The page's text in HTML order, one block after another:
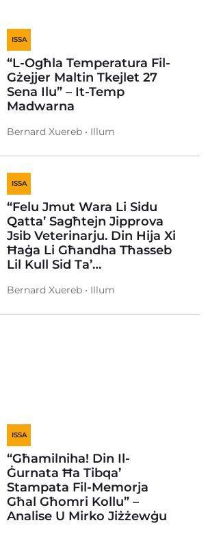
ISSA
“L-Ogħla Temperatura Fil-
Gżejjer Maltin Tkejlet 27
Sena Ilu” – It-Temp
Madwarna
Bernard Xuereb • Illum
ISSA
“Felu Jmut Wara Li Sidu
Qatta’ Sagħtejn Jipprova
Jsib Veterinarju. Din Hija Xi
Ħaġa Li Għandha Tħasseb
Lil Kull Sid Ta’…
Bernard Xuereb • Illum
ISSA
“Għamilniha! Din Il-
Ġurnata Ħa Tibqa’
Stampata Fil-Memorja
Għal Għomri Kollu” –
Analise U Mirko Jiżżewġu